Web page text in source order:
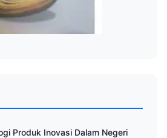
Produk Inovasi Dalam Negeri